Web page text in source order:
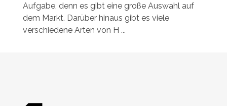
Aufgabe, denn es gibt eine große Auswahl auf
dem Markt. Darüber hinaus gibt es viele
verschiedene Arten von H ...